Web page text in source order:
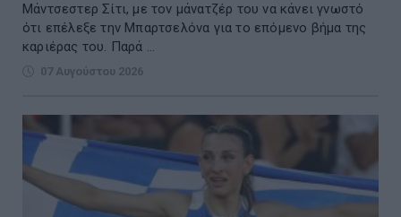
Μάντσεστερ Σίτι, με τον μάνατζέρ του να κάνει γνωστό
ότι επέλεξε την Μπαρτσελόνα για το επόμενο βήμα της
καριέρας του. Παρά ...
07 Αυγούστου 2026